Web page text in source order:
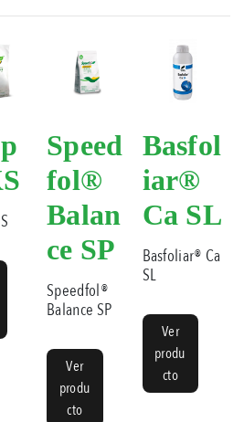
Speed
fol®
Balan
ce SP
Speedfol®
Balance SP
Ver
produ
cto
Basfol
iar®
Ca SL
Basfoliar® Ca
SL
Ver
produ
cto